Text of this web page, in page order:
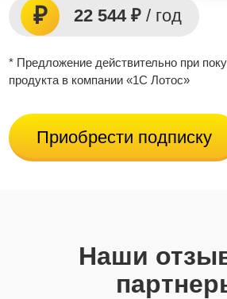
22 544 ₽ / год
* Предложение действительно при
продукта в компании «1С Лотос»
Приобрести подписку
Наши